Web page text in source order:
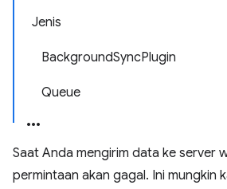
Jenis
BackgroundSyncPlugin
Queue
Saat Anda mengirim data ke server
permintaan akan gagal. Ini mungkin